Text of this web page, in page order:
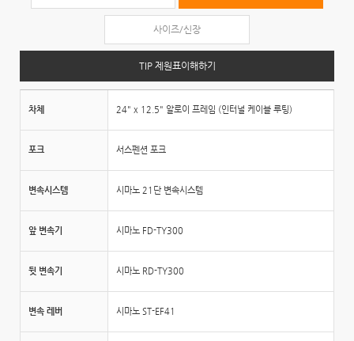
사이즈/신장
TIP 제원표이해하기
차체 24" x 12.5" 알로이 프레임 (인터널 케이블 루팅)
포크 서스펜션 포크
변속시스템 시마노 21단 변속시스템
앞 변속기 시마노 FD-TY300
뒷 변속기 시마노 RD-TY300
변속 레버 시마노 ST-EF41